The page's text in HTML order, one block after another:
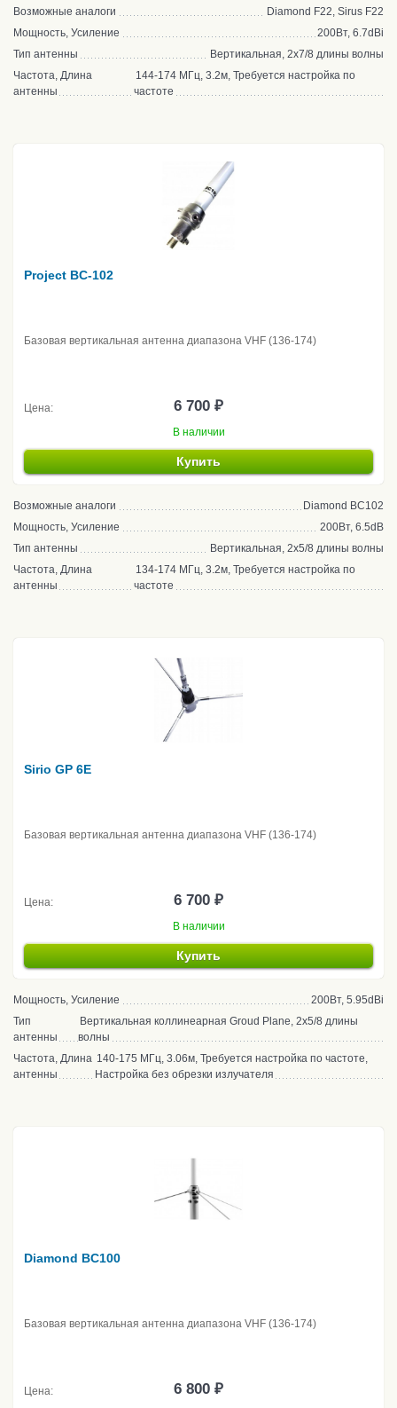
Возможные аналоги
Diamond F22, Sirus F22
Мощность, Усиление
200Вт, 6.7dBi
Тип антенны
Вертикальная, 2x7/8 длины волны
Частота, Длина
антенны
144-174 МГц, 3.2м, Требуется настройка по
частоте
Project BC-102
Базовая вертикальная антенна диапазона VHF (136-174)
Цена: 6 700 ₽
В наличии
Купить
Возможные аналоги
Diamond BC102
Мощность, Усиление
200Вт, 6.5dB
Тип антенны
Вертикальная, 2x5/8 длины волны
Частота, Длина
антенны
134-174 МГц, 3.2м, Требуется настройка по
частоте
Sirio GP 6E
Базовая вертикальная антенна диапазона VHF (136-174)
Цена: 6 700 ₽
В наличии
Купить
Мощность, Усиление
200Вт, 5.95dBi
Тип
антенны
Вертикальная коллинеарная Groud Plane, 2x5/8 длины
волны
Частота, Длина
антенны
140-175 МГц, 3.06м, Требуется настройка по частоте,
Настройка без обрезки излучателя
Diamond BC100
Базовая вертикальная антенна диапазона VHF (136-174)
Цена: 6 800 ₽